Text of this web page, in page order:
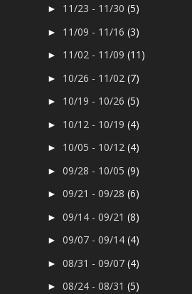
► 11/23 - 11/30(5)
► 11/09 - 11/16(3)
► 11/02 - 11/09(11)
► 10/26 - 11/02(7)
► 10/19 - 10/26(5)
► 10/12 - 10/19(4)
► 10/05 - 10/12(4)
►09/28 - 10/05(9)
►09/21 - 09/28(6)
►09/14 - 09/21(8)
►09/07 - 09/14(4)
►08/31 - 09/07(4)
►08/24 - 08/31(5)